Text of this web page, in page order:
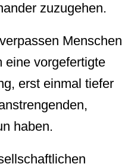
zuzugehen.
Menschen
eine vorgefertigte
erst einmal tiefer
haben.